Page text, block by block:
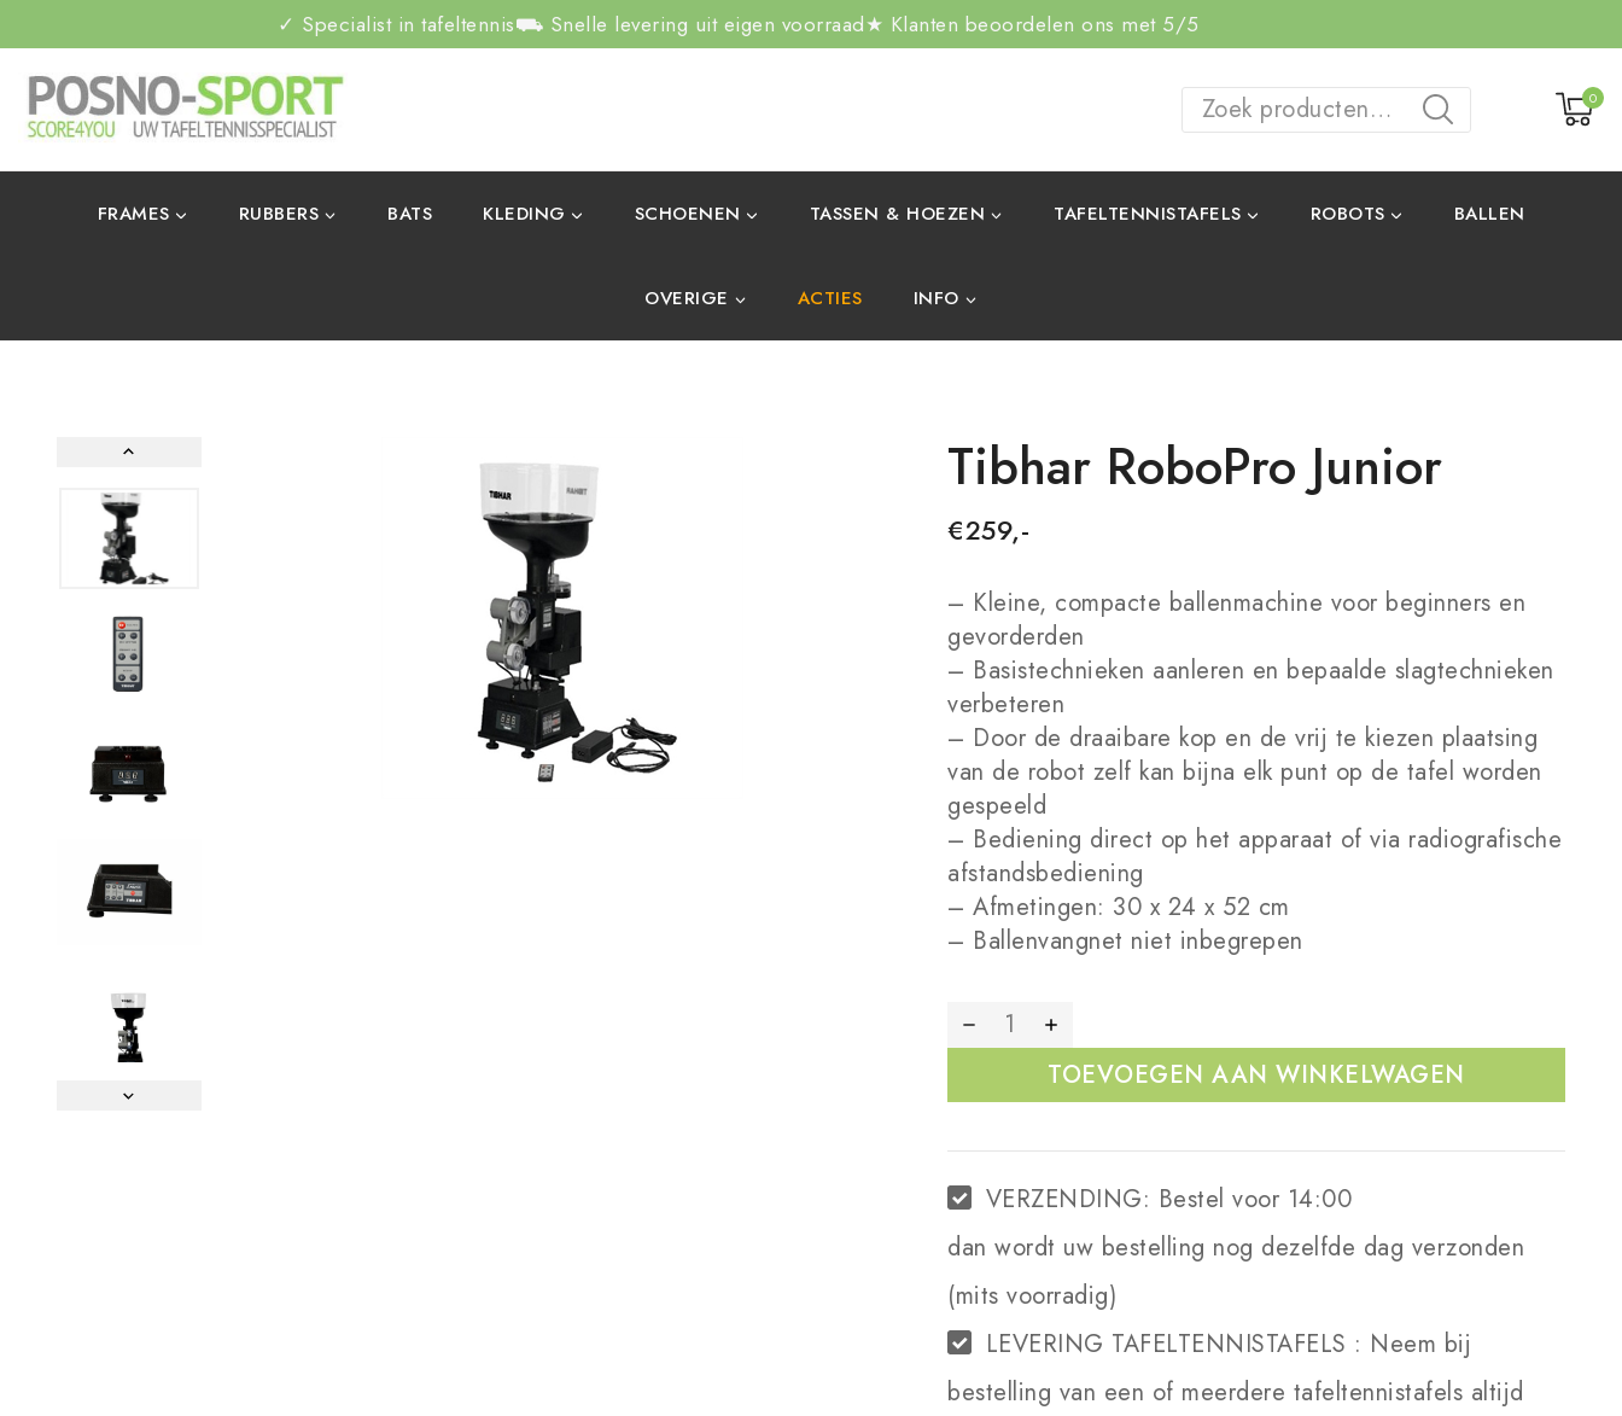
✓ Specialist in tafeltennis⛟ Snelle levering uit eigen voorraad★ Klanten beoordelen ons met 5/5
ZOEKEN
0
FRAMES RUBBERS BATS KLEDING SCHOENEN TASSEN & HOEZEN TAFELTENNISTAFELS ROBOTS BALLEN
OVERIGE ACTIES INFO
Tibhar RoboPro Junior
€259,-
– Kleine, compacte ballenmachine voor beginners en
gevorderden
– Basistechnieken aanleren en bepaalde slagtechnieken
verbeteren
– Door de draaibare kop en de vrij te kiezen plaatsing
van de robot zelf kan bijna elk punt op de tafel worden
gespeeld
– Bediening direct op het apparaat of via radiografische
afstandsbediening
– Afmetingen: 30 x 24 x 52 cm
– Ballenvangnet niet inbegrepen
TOEVOEGEN AAN WINKELWAGEN
VERZENDING: Bestel voor 14:00
dan wordt uw bestelling nog dezelfde dag verzonden
(mits voorradig)
LEVERING TAFELTENNISTAFELS : Neem bij
bestelling van een of meerdere tafeltennistafels altijd